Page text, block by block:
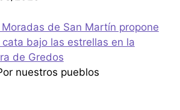
Moradas de San Martín propone
cata bajo las estrellas en la
de Gredos
nuestros pueblos